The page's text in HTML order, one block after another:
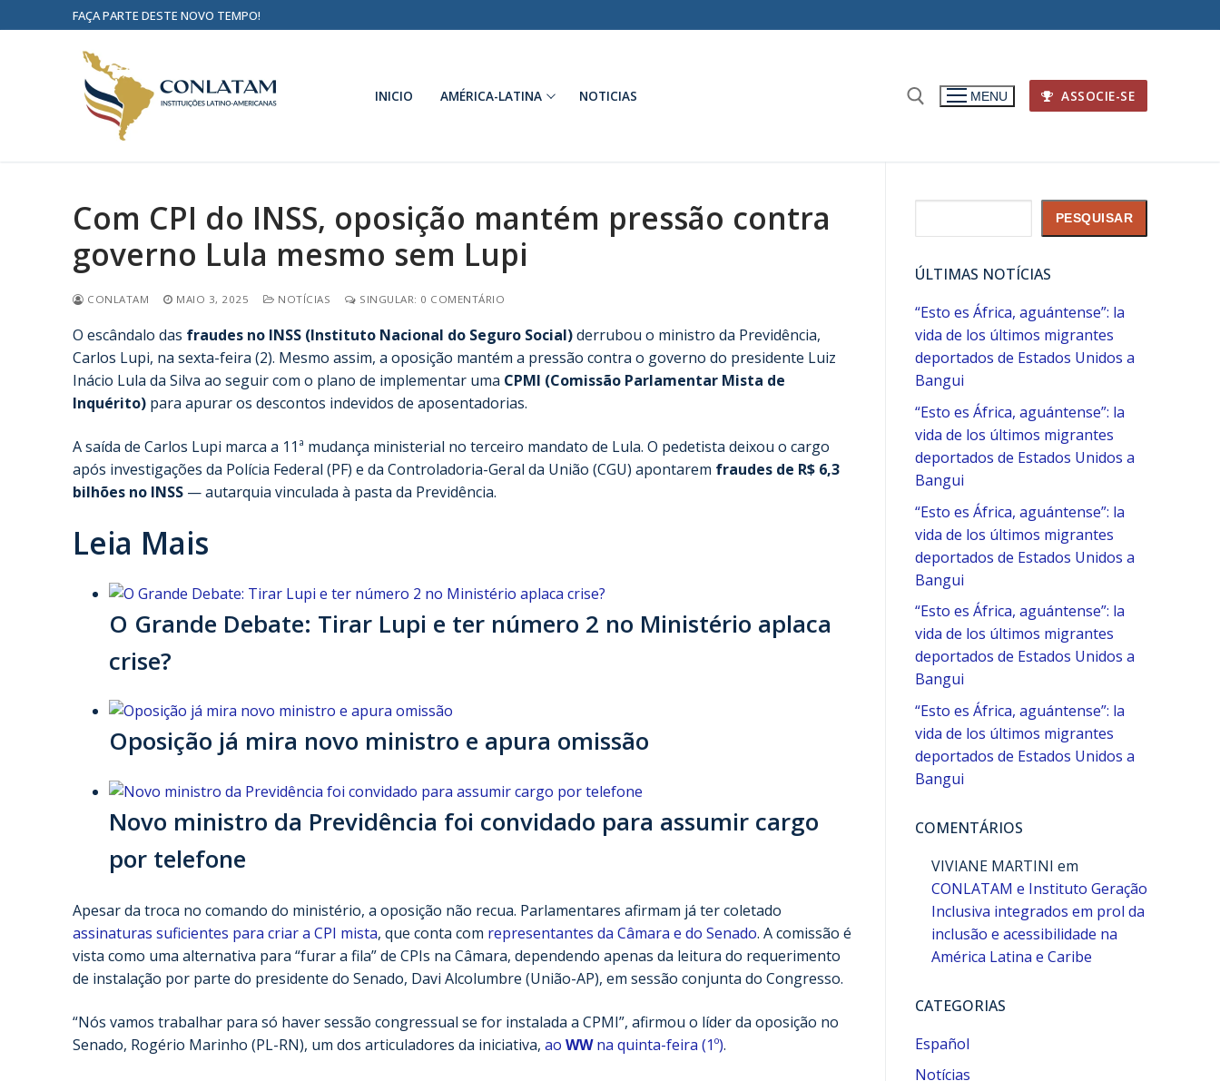
FAÇA PARTE DESTE NOVO TEMPO!
INICIO AMÉRICA-LATINA NOTICIAS MENU ASSOCIE-SE
Com CPI do INSS, oposição mantém pressão contra
governo Lula mesmo sem Lupi
CONLATAM MAIO 3, 2025 NOTÍCIAS SINGULAR: 0 COMENTÁRIO
O escândalo das fraudes no INSS (Instituto Nacional do Seguro Social)derrubou o ministro da Previdência,
Carlos Lupi, na sexta-feira (2). Mesmo assim, a oposição mantém a pressão contra o governo do presidente Luiz
Inácio Lula da Silva ao seguir com o plano de implementar uma CPMI (Comissão Parlamentar Mista de
Inquérito) para apurar os descontos indevidos de aposentadorias.
A saída de Carlos Lupi marca a 11ª mudança ministerial no terceiro mandato de Lula. O pedetista deixou o cargo
após investigações da Polícia Federal (PF) e da Controladoria-Geral da União (CGU) apontarem fraudes de R$ 6,3
bilhões no INSS — autarquia vinculada à pasta da Previdência.
Leia Mais
O Grande Debate: Tirar Lupi e ter número 2 no Ministério aplaca
crise?
Oposição já mira novo ministro e apura omissão
Novo ministro da Previdência foi convidado para assumir cargo
por telefone
Apesar da troca no comando do ministério, a oposição não recua. Parlamentares afirmam já ter coletado
assinaturas suficientes para criar a CPI mista, que conta com representantes da Câmara e do Senado. A comissão é
vista como uma alternativa para “furar a fila” de CPIs na Câmara, dependendo apenas da leitura do requerimento
de instalação por parte do presidente do Senado, Davi Alcolumbre (União-AP), em sessão conjunta do Congresso.
“Nós vamos trabalhar para só haver sessão congressual se for instalada a CPMI”, afirmou o líder da oposição no
Senado, Rogério Marinho (PL-RN), um dos articuladores da iniciativa, ao WWna quinta-feira (1º).
PESQUISAR
ÚLTIMAS NOTÍCIAS
“Esto es África, aguántense”: la
vida de los últimos migrantes
deportados de Estados Unidos a
Bangui
“Esto es África, aguántense”: la
vida de los últimos migrantes
deportados de Estados Unidos a
Bangui
“Esto es África, aguántense”: la
vida de los últimos migrantes
deportados de Estados Unidos a
Bangui
“Esto es África, aguántense”: la
vida de los últimos migrantes
deportados de Estados Unidos a
Bangui
“Esto es África, aguántense”: la
vida de los últimos migrantes
deportados de Estados Unidos a
Bangui
COMENTÁRIOS
VIVIANE MARTINI em
CONLATAM e Instituto Geração
Inclusiva integrados em prol da
inclusão e acessibilidade na
América Latina e Caribe
CATEGORIAS
Español
Notícias